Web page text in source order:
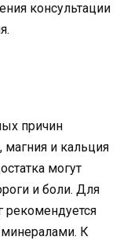
консультации
причин
магния и кальция
могут
и боли. Для
рекомендуется
минералами. К